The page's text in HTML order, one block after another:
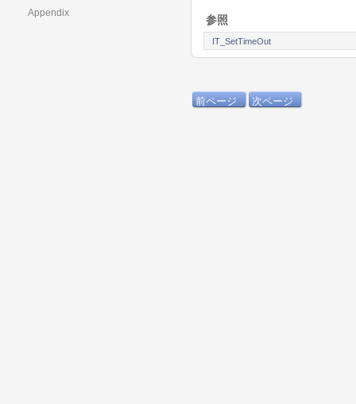
Appendix
参照
IT_SetTimeOut
前ページ 次ページ